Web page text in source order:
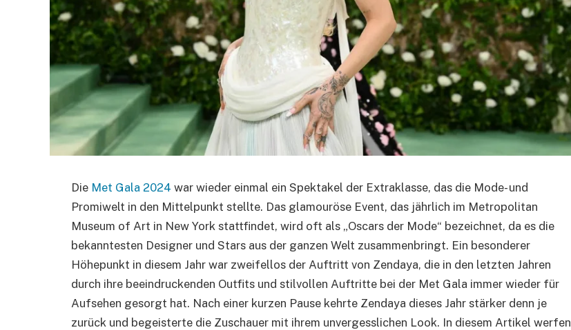
Die Met Gala 2024 war wieder einmal ein Spektakel der Extraklasse, das die Mode- und
Promiwelt in den Mittelpunkt stellte. Das glamouröse Event, das jährlich im Metropolitan
Museum of Art in New York stattfindet, wird oft als „Oscars der Mode“ bezeichnet, da es die
bekanntesten Designer und Stars aus der ganzen Welt zusammenbringt. Ein besonderer
Höhepunkt in diesem Jahr war zweifellos der Auftritt von Zendaya, die in den letzten Jahren
durch ihre beeindruckenden Outfits und stilvollen Auftritte bei der Met Gala immer wieder für
Aufsehen gesorgt hat. Nach einer kurzen Pause kehrte Zendaya dieses Jahr stärker denn je
zurück und begeisterte die Zuschauer mit ihrem unvergesslichen Look. In diesem Artikel werfen